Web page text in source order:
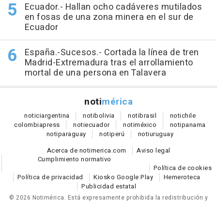
Ecuador.- Hallan ocho cadáveres mutilados
en fosas de una zona minera en el sur de
Ecuador
España.-Sucesos.- Cortada la línea de tren
Madrid-Extremadura tras el arrollamiento
mortal de una persona en Talavera
notimérica
noticiargentina notibolivia notibrasil notichile
colombiapress notiecuador notiméxico notipanama
notiparaguay notiperú notiuruguay
Acerca de notimerica.com
Aviso legal
Cumplimiento normativo
Política de cookies
Política de privacidad
Kiosko Google Play
Hemeroteca
Publicidad estatal
© 2026 Notimérica. Está expresamente prohibida la redistribución y